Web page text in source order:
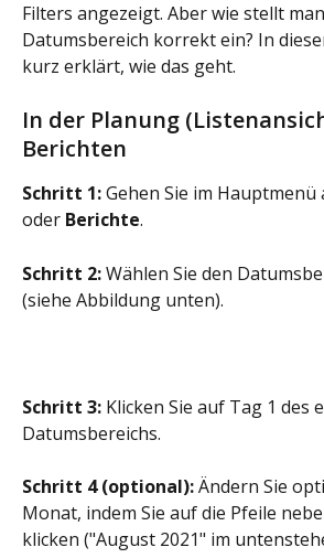
Filters angezeigt. Aber wie stellt
Datumsbereich korrekt ein? In
kurz erklärt, wie das geht.
In der Planung
Berichten
Schritt 1: Gehen Sie im Hauptmenü
oder Berichte.
Schritt 2: Wählen Sie den
(siehe Abbildung unten).
Schritt 3: Klicken Sie auf Tag 1 des
Datumsbereichs.
Schritt 4 (optional): Ändern Sie
Monat, indem Sie auf die Pfeile
klicken ("August 2021" im